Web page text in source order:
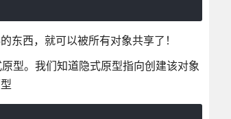
东西，就可以被所有对象共享了！
型。我们知道隐式原型指向创建该对象